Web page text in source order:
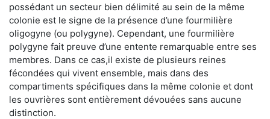
possédant un secteur bien délimité au sein de la même
colonie est le signe de la présence d’une fourmilière
oligogyne (ou polygyne). Cependant, une fourmilière
polygyne fait preuve d’une entente remarquable entre ses
membres. Dans ce cas,il existe de plusieurs reines
fécondées qui vivent ensemble, mais dans des
compartiments spécifiques dans la même colonie et dont
les ouvrières sont entièrement dévouées sans aucune
distinction.